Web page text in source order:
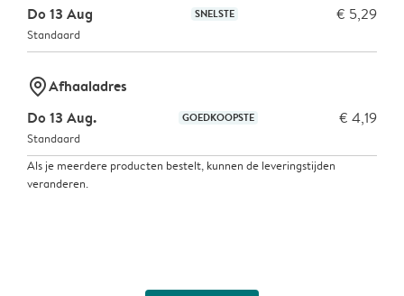
Do 13 Aug SNELSTE € 5,29
Standaard
marker-pinAfhaaladres
Do 13 Aug.
GOEDKOOPSTE € 4,19
Standaard
Als je meerdere producten bestelt, kunnen de leveringstijden
veranderen.